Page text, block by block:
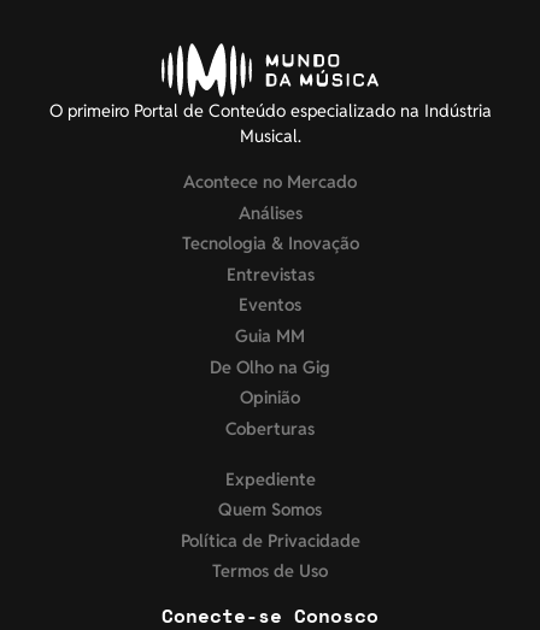
O primeiro Portal de Conteúdo especializado na Indústria
Musical.
Acontece no Mercado
Análises
Tecnologia & Inovação
Entrevistas
Eventos
Guia MM
De Olho na Gig
Opinião
Coberturas
Expediente
Quem Somos
Política de Privacidade
Termos de Uso
Conecte-se Conosco